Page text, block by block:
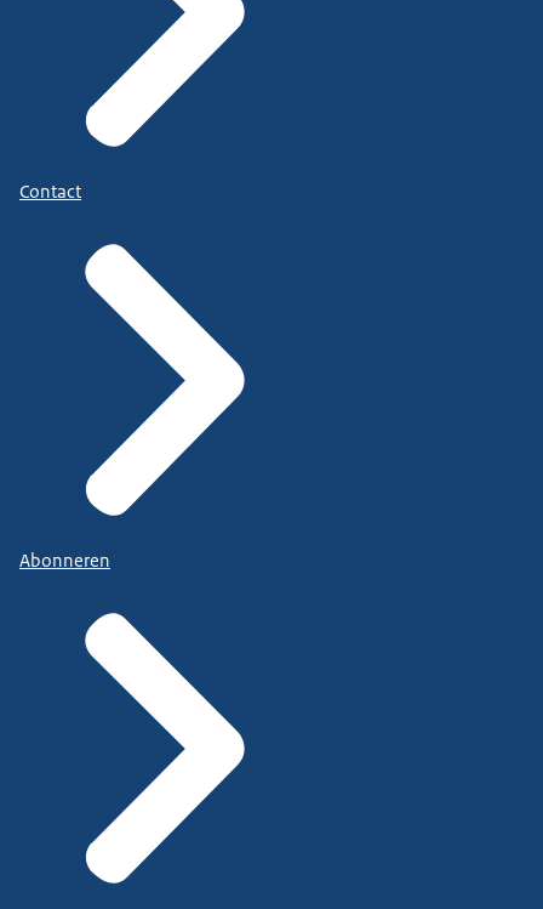
Contact
Abonneren